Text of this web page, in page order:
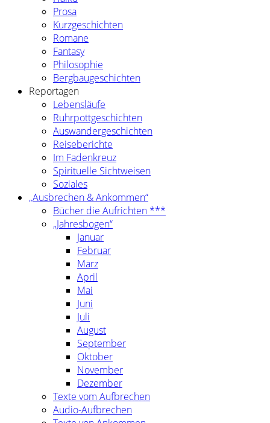
Prosa
Kurzgeschichten
Romane
Fantasy
Philosophie
Bergbaugeschichten
Reportagen
Lebensläufe
Ruhrpottgeschichten
Auswandergeschichten
Reiseberichte
Im Fadenkreuz
Spirituelle Sichtweisen
Soziales
„Ausbrechen & Ankommen“
Bücher die Aufrichten ***
„Jahresbogen“
Januar
Februar
März
April
Mai
Juni
Juli
August
September
Oktober
November
Dezember
Texte vom Aufbrechen
Audio-Aufbrechen